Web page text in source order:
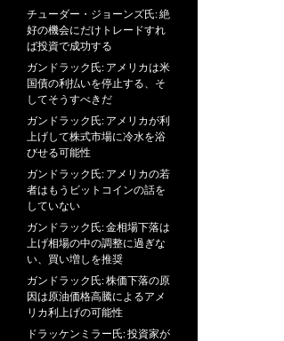
チューダー・ジョーンズ氏: 絶
好の機会にだけトレードすれ
ば投資で成功する
ガンドラック氏: アメリカは米
国債の利払いを停止する、そ
してそうすべきだ
ガンドラック氏: アメリカが利
上げして株式市場に冷水を浴
びせる可能性
ガンドラック氏: アメリカの若
者はもうビットコインの話を
していない
ガンドラック氏: 金相場下落は
上げ相場の中の調整に過ぎな
い、買い増しを推奨
ガンドラック氏: 株価下落の原
因は原油価格高騰によるアメ
リカ利上げの可能性
ドラッケンミラー氏: 投資家が